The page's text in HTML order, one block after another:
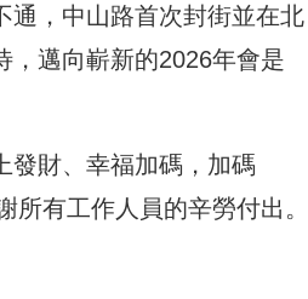
通，中山路首次封街並在北
，邁向嶄新的2026年會是
發財、幸福加碼，加碼
有工作人員的辛勞付出。